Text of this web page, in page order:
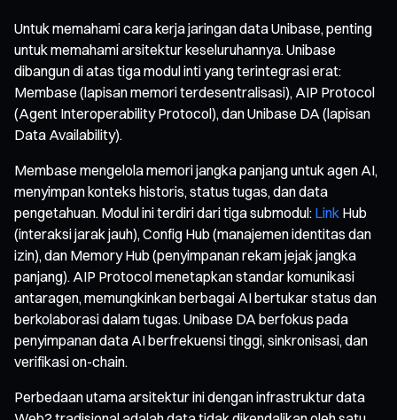
Untuk memahami cara kerja jaringan data Unibase, penting
untuk memahami arsitektur keseluruhannya. Unibase
dibangun di atas tiga modul inti yang terintegrasi erat:
Membase (lapisan memori terdesentralisasi), AIP Protocol
(Agent Interoperability Protocol), dan Unibase DA (lapisan
Data Availability).
Membase mengelola memori jangka panjang untuk agen AI,
menyimpan konteks historis, status tugas, dan data
pengetahuan. Modul ini terdiri dari tiga submodul: Link Hub
(interaksi jarak jauh), Config Hub (manajemen identitas dan
izin), dan Memory Hub (penyimpanan rekam jejak jangka
panjang). AIP Protocol menetapkan standar komunikasi
antaragen, memungkinkan berbagai AI bertukar status dan
berkolaborasi dalam tugas. Unibase DA berfokus pada
penyimpanan data AI berfrekuensi tinggi, sinkronisasi, dan
verifikasi on-chain.
Perbedaan utama arsitektur ini dengan infrastruktur data